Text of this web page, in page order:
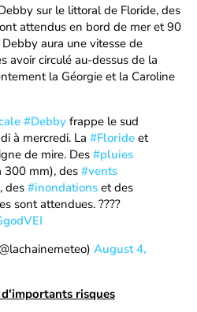
sur le littoral de Floride, des
attendus en bord de mer et 90
aura une vitesse de
avoir circulé au-dessus de la
la Géorgie et la Caroline
#Debby frappe le sud
à mercredi. La #Floride et
de mire. Des #pluies
300 mm), des #vents
des #inondations et des
sont attendues. ????
August 4,
risques